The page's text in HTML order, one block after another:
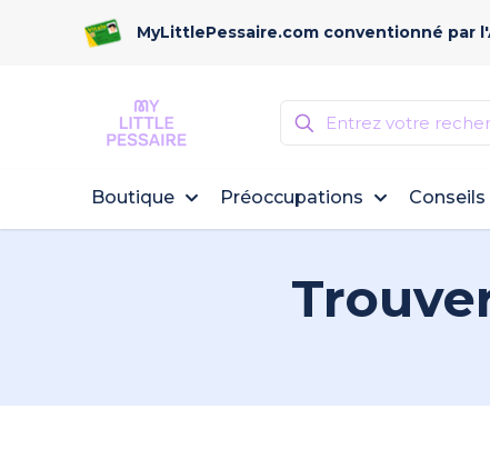
MyLittlePessaire.com conventionné par
Boutique Préoccupations Conseils